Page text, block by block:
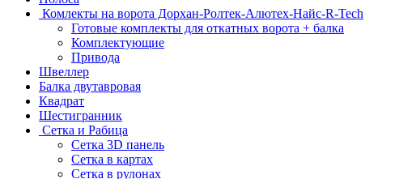
Комлекты на ворота Дорхан-Ролтек-Алютех-Найс-R-Tech
Готовые комплекты для откатных ворота + балка
Комплектующие
Привода
Швеллер
Балка двутавровая
Квадрат
Шестигранник
Сетка и Рабица
Сетка 3D панель
Сетка в картах
Сетка в рулонах